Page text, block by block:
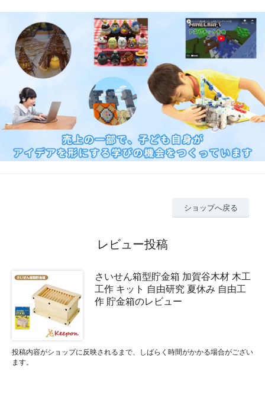
ショップへ戻る
レビュー投稿
さいせん箱型貯金箱 加賀谷木材 木工
工作 キット 自由研究 夏休み 自由工
作 貯金箱のレビュー
投稿内容がショップに反映されるまで、しばらく時間がかかる場合がござい
ます。